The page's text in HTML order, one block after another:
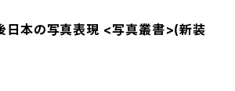
日本の写真表現 <写真叢書>(新装